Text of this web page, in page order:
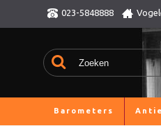
023-5848888
Barometers